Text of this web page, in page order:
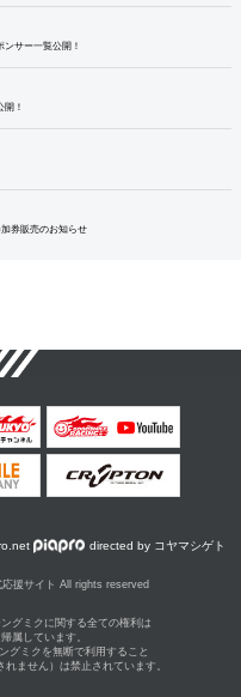
ンサー一覧公開！
開！
加券販売のお知らせ
directed by コヤマシゲト
援サイト All rights reserved
グミクに関する全ての権利は
属しています。
グミクを無断で利用すること
ません）は禁止されています。